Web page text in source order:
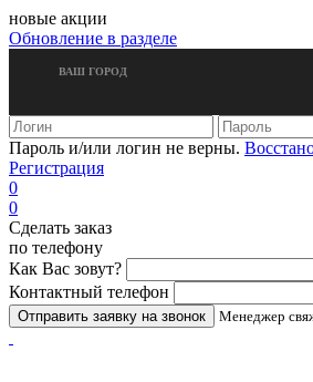
новые акции
Обновление в разделе
ВАШ ГОРОД
Пароль и/или логин не верны.
Регистрация
0
0
Сделать заказ
по телефону
Как Вас зовут?
Контактный телефон
Менеджер